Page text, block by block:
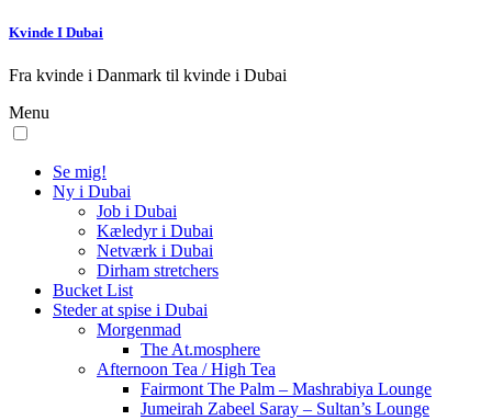
Kvinde I Dubai
Fra kvinde i Danmark til kvinde i Dubai
Menu
Se mig!
Ny i Dubai
Job i Dubai
Kæledyr i Dubai
Netværk i Dubai
Dirham stretchers
Bucket List
Steder at spise i Dubai
Morgenmad
The At.mosphere
Afternoon Tea / High Tea
Fairmont The Palm – Mashrabiya Lounge
Jumeirah Zabeel Saray – Sultan’s Lounge